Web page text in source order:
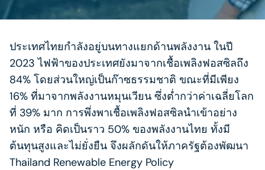
ประเทศไทยกำลังอยู่บนทางแยกด้านพลังงาน ในปี
2023 ไฟฟ้าของประเทศยังมาจากเชื้อเพลิงฟอสซิลถึง
84% โดยส่วนใหญ่เป็นก๊าซธรรมชาติ ขณะที่มีเพียง
16% ที่มาจากพลังงานหมุนเวียน ซึ่งต่ำกว่าค่าเฉลี่ยโลก
ที่ 39% มาก การพึ่งพาเชื้อเพลิงฟอสซิลนำเข้าอย่าง
หนัก หรือ คิดเป็นราว 50% ของพลังงานไทย ทั้งมี
ต้นทุนสูงและไม่ยั่งยืน จึงผลักดันให้ภาครัฐต้องพัฒนา
Thailand Renewable Energy Policy